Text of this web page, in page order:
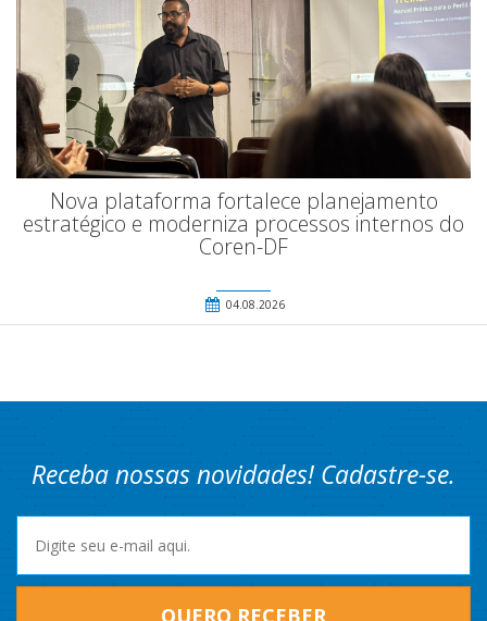
Nova plataforma fortalece planejamento
estratégico e moderniza processos internos do
Coren-DF
04.08.2026
Receba nossas novidades! Cadastre-se.
QUERO RECEBER